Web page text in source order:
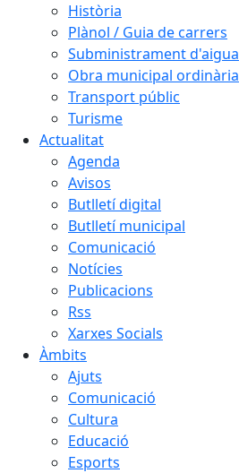
Història
Plànol / Guia de carrers
Subministrament d'aigua
Obra municipal ordinària
Transport públic
Turisme
Actualitat
Agenda
Avisos
Butlletí digital
Butlletí municipal
Comunicació
Notícies
Publicacions
Rss
Xarxes Socials
Àmbits
Ajuts
Comunicació
Cultura
Educació
Esports